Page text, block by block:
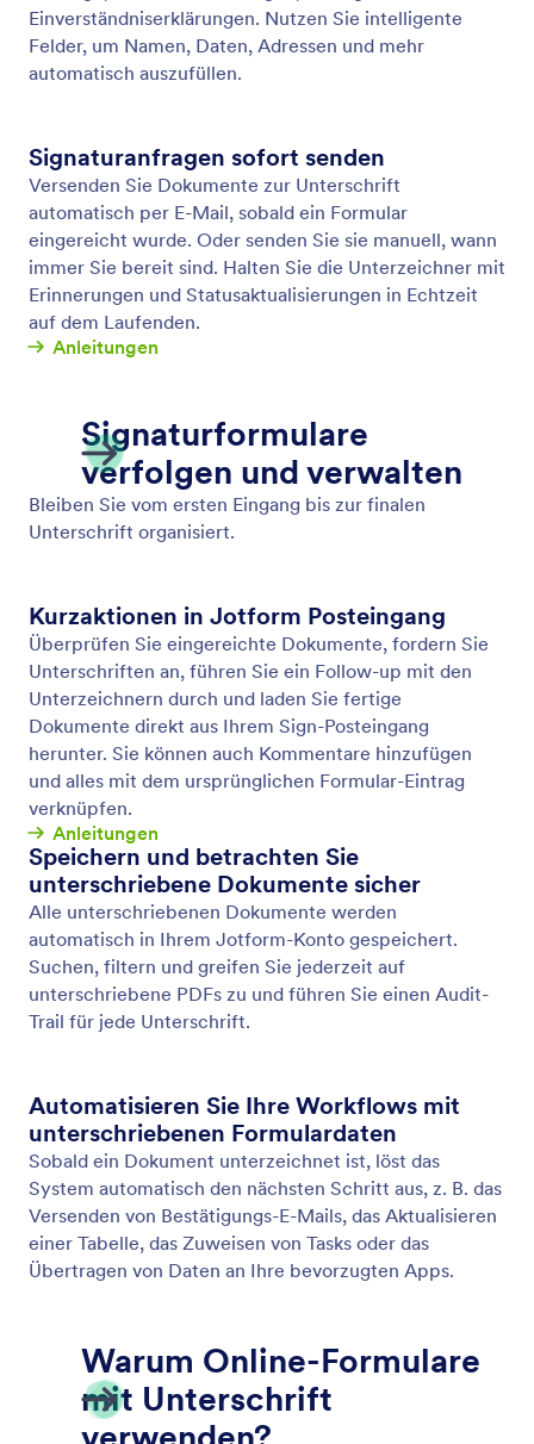
Offline Formulare
Offline erfasste Antworten werden sofort
gespeichert und automatisch mit Ihrem Jotform
Konto synchronisiert, sobald Sie wieder online sind.
Bedingte Logik
Machen Sie Ihre Smart Forms noch intelligenter mit
bedingter Logik. Richten Sie Ihr Formular so ein,
dass Sie Formularfelder ein- oder ausblenden, E-
Mails an bestimmte Benutzer senden, verschiedene
Dankesnachrichten anzeigen und vieles mehr alles
basierend darauf, wie der Benutzer Ihr Formular
ausfüllt.
aufnehmen und in einer Vorschau anzeigen.
Erstellen Sie ohne Programmierkenntnisse ein Datei-
Upload-Formular und sammeln Sie Bilder von Usern
von jedem Gerät.